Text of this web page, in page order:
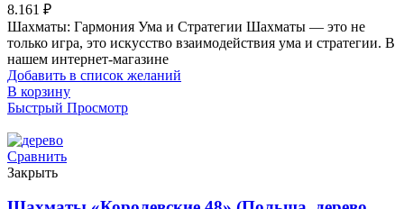
8.161 ₽
Шахматы: Гармония Ума и Стратегии Шахматы — это не
только игра, это искусство взаимодействия ума и стратегии. В
нашем интернет-магазине
Добавить в список желаний
В корзину
Быстрый Просмотр
Сравнить
Закрыть